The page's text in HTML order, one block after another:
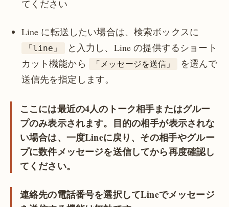
てください
Line に転送したい場合は、検索ボックスに
「line」
と入力し、Line の提供するショート
カット機能から
「メッセージを送信」
を選んで
送信先を指定します。
ここには最近の4人のトーク相手またはグルー
プのみ表示されます。目的の相手が表示されな
い場合は、一度Lineに戻り、その相手やグルー
プに数件メッセージを送信してから再度確認し
てください。
連絡先の電話番号を選択してLineでメッセージ